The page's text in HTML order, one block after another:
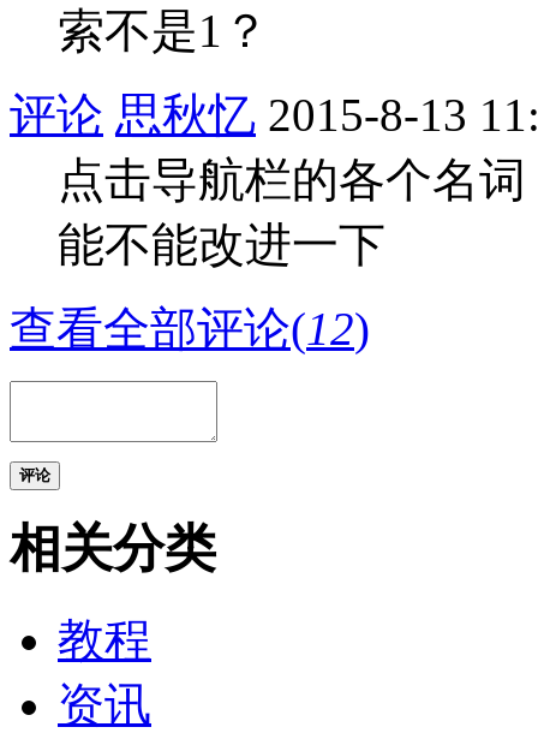
索不是1？
评论 思秋忆 2015-8-13
点击导航栏的各个名
能不能改进一下
查看全部评论(12)
评论
相关分类
教程
资讯